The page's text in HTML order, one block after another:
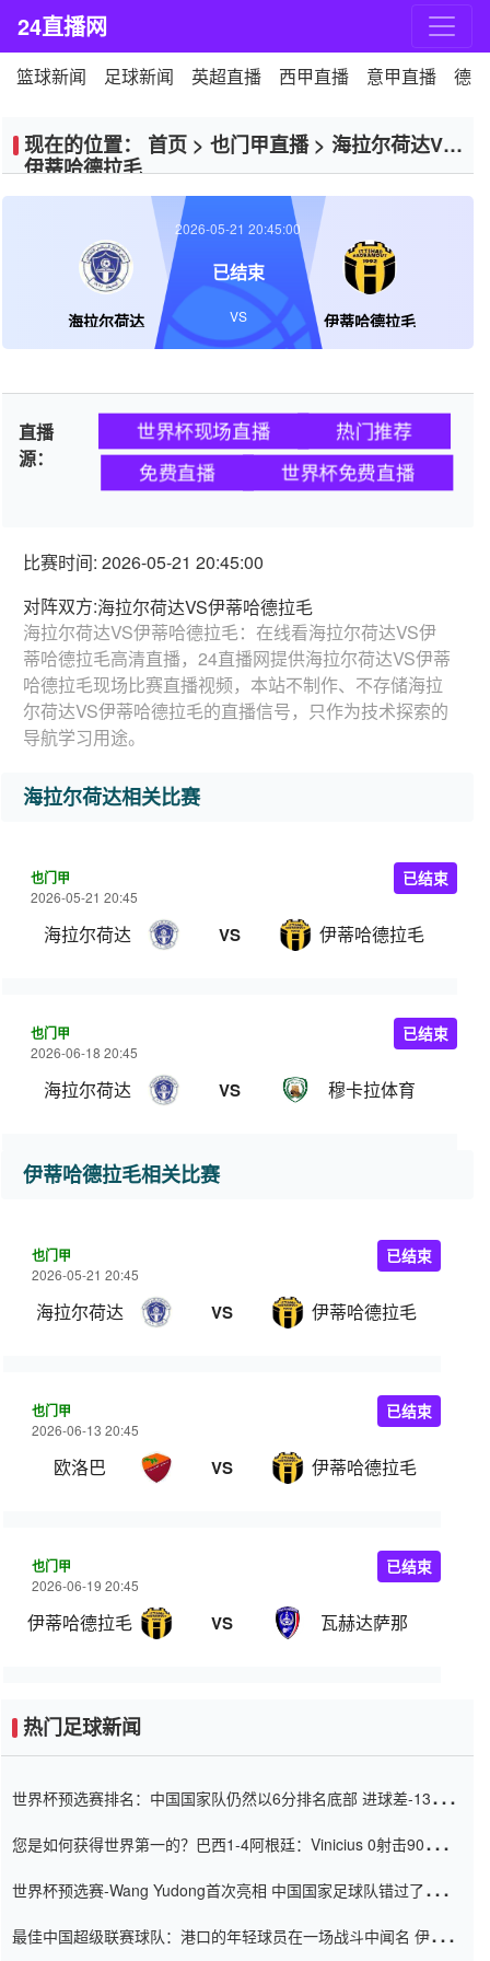
24直播网
篮球新闻 足球新闻 英超直播 西甲直播 意甲直播 德
现在的位置： 首页 > 也门甲直播> 海拉尔荷达VS
伊蒂哈德拉毛
海拉尔荷达 伊蒂哈德拉毛
2026-05-21 20:45:00
已结束
VS
直播
源：
世界杯现场直播
热门推荐
免费直播
世界杯免费直播
比赛时间: 2026-05-21 20:45:00
对阵双方:海拉尔荷达VS伊蒂哈德拉毛
海拉尔荷达VS伊蒂哈德拉毛：在线看海拉尔荷达VS伊
蒂哈德拉毛高清直播，24直播网提供海拉尔荷达VS伊蒂
哈德拉毛现场比赛直播视频，本站不制作、不存储海拉
尔荷达VS伊蒂哈德拉毛的直播信号，只作为技术探索的
导航学习用途。
海拉尔荷达相关比赛
也门甲
2026-05-21 20:45
海拉尔荷达 VS 伊蒂哈德拉毛
已结束
也门甲
2026-06-18 20:45
海拉尔荷达 VS 穆卡拉体育
已结束
伊蒂哈德拉毛相关比赛
也门甲
2026-05-21 20:45
海拉尔荷达 VS 伊蒂哈德拉毛
已结束
也门甲
2026-06-13 20:45
欧洛巴 VS 伊蒂哈德拉毛
已结束
也门甲
2026-06-19 20:45
伊蒂哈德拉毛 VS 瓦赫达萨那
已结束
热门足球新闻
世界杯预选赛排名：中国国家队仍然以6分排名底部 进球差-13令人
您是如何获得世界第一的？巴西1-4阿根廷：Vinicius 0射击90分钟
世界杯预选赛-Wang Yudong首次亮相 中国国家足球队错过了世界
最佳中国超级联赛球队：港口的年轻球员在一场战斗中闻名 伊万放